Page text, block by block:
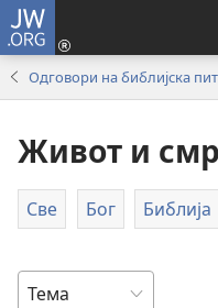
JW.ORG
Одговори на библијска
Живот и
Све Бог Библија